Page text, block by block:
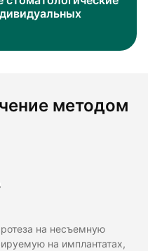
методом
на несъемную
на имплантатах,